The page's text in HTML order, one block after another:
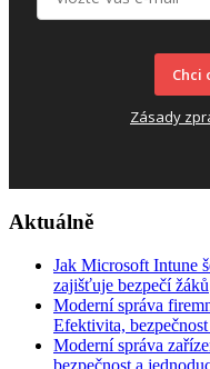
Chci
Zásady
Aktuálně
Jak Microsoft Intune
zajišťuje bezpečí žáků
Moderní správa
Efektivita, bezpečnost
Moderní správa
bezpečnost a